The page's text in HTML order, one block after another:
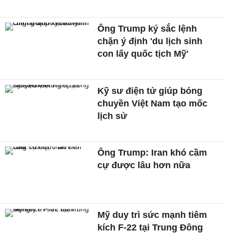
Ông Trump ký sắc lệnh
chặn ý định 'du lịch sinh
con lấy quốc tịch Mỹ'
Kỹ sư điện tử giúp bóng
chuyền Việt Nam tạo mốc
lịch sử
Ông Trump: Iran khó cầm
cự được lâu hơn nữa
Mỹ duy trì sức mạnh tiêm
kích F-22 tại Trung Đông